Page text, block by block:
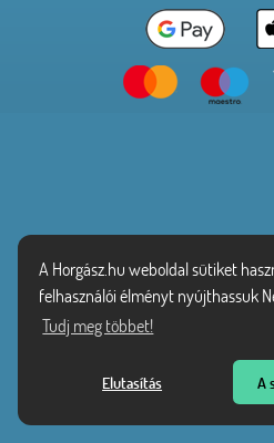
A Horgász.hu weboldal sütiket
felhasználói élményt nyújthassuk
Tudj meg többet!
Elutasítás A